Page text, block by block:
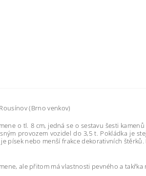
Rousínov (Brno venkov)
o tl. 8 cm, jedná se o sestavu šesti
provozem vozidel do 3,5 t. Pokládka je
písek nebo menší frakce dekorativních
ale přitom má vlastnosti pevného a